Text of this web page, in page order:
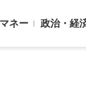
マネー 政治・経